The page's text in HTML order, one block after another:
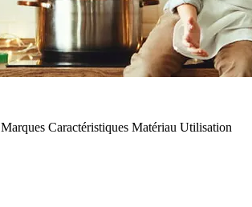
Marques Caractéristiques Matériau Utilisation